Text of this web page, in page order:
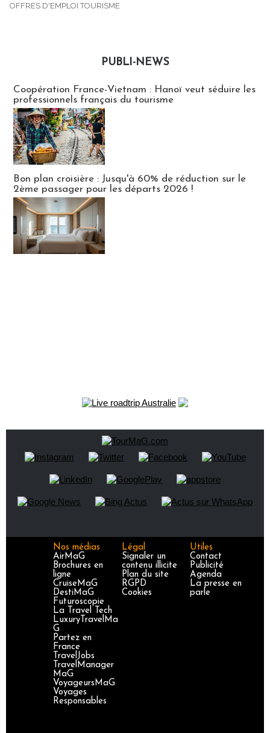
OFFRES D'EMPLOI TOURISME
PUBLI-NEWS
Coopération France-Vietnam : Hanoï veut séduire les
professionnels français du tourisme
Bon plan croisière : Jusqu'à 60% de réduction sur le
2ème passager pour les départs 2026 !
Nos médias
AirMaG
Brochures en
ligne
CruiseMaG
DestiMaG
Futuroscopie
La Travel Tech
LuxuryTravelMa
G
Partez en
France
TravelJobs
TravelManager
MaG
VoyageursMaG
Voyages
Responsables
Légal
Signaler un
contenu illicite
Plan du site
RGPD
Cookies
Utiles
Contact
Publicité
Agenda
La presse en
parle